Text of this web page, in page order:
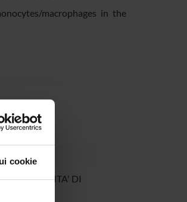
cookie
macrophages in the
UNIVERSITA' DI